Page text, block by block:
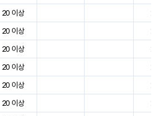
20 이상
20 이상
20 이상
20 이상
20 이상
20 이상